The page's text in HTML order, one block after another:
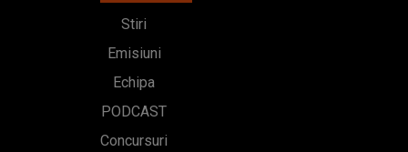
Stiri
Emisiuni
Echipa
PODCAST
Concursuri